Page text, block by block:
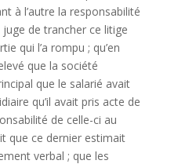
à l’autre la responsabilité
de trancher ce litige
qui l’a rompu ; qu’en
que la société
que le salarié avait
qu’il avait pris acte de
de celle-ci au
que ce dernier estimait
verbal ; que les